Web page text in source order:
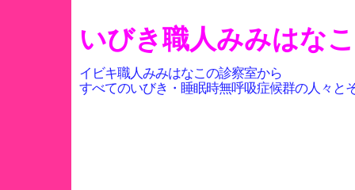
いびき職人みみはな
イビキ職人みみはなこの診察室から
すべてのいびき・睡眠時無呼吸症候群の人々と